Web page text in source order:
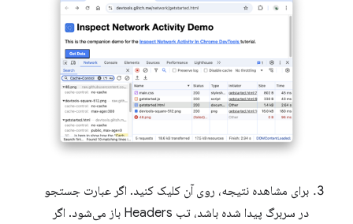
برای مشاهده نتیجه، روی آن کلیک کنید. اگر عبارت جستجو
در سربرگ پیدا شده باشد، تب Headers باز می‌شود. اگر